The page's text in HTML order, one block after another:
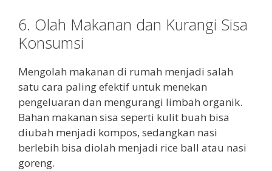
6. Olah Makanan dan Kurangi Sisa
Konsumsi
Mengolah makanan di rumah menjadi salah
satu cara paling efektif untuk menekan
pengeluaran dan mengurangi limbah organik.
Bahan makanan sisa seperti kulit buah bisa
diubah menjadi kompos, sedangkan nasi
berlebih bisa diolah menjadi rice ball atau nasi
goreng.